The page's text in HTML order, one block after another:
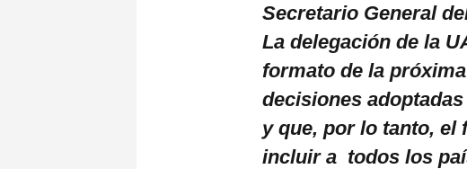
Secretario General
La delegación de la
formato de la
decisiones
y que, por lo tanto,
incluir a todos los